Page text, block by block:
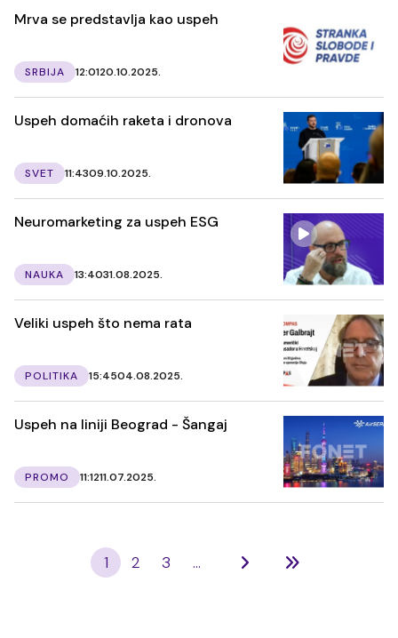
Mrva se predstavlja kao uspeh
SRBIJA 12:0120.10.2025.
Uspeh domaćih raketa i dronova
SVET 11:4309.10.2025.
Neuromarketing za uspeh ESG
NAUKA 13:4031.08.2025.
Veliki uspeh što nema rata
POLITIKA 15:4504.08.2025.
Uspeh na liniji Beograd - Šangaj
PROMO 11:1211.07.2025.
1 2 3 ...